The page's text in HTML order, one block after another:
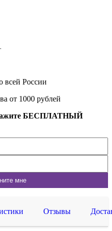
всей России
от 1000 рублей
БЕСПЛАТНЫЙ
Отзывы